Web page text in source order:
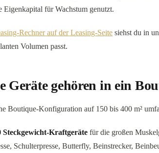
Eigenkapital für Wachstum genutzt.
Rechner auf der Leasing-Seite siehst du in
Volumen passt.
Geräte gehören in ein
Boutique-Konfiguration auf 150 bis 400 m²
Steckgewicht-Kraftgeräte für die großen
Schulterpresse, Butterfly, Beinstrecker,